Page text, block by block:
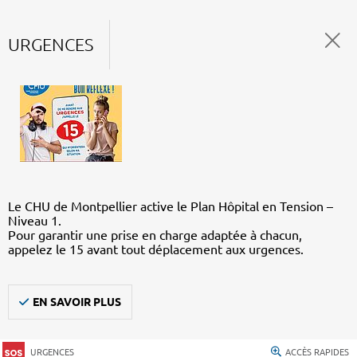
URGENCES
Le CHU de Montpellier active le Plan Hôpital en Tension –
Niveau 1.
Pour garantir une prise en charge adaptée à chacun,
appelez le 15 avant tout déplacement aux urgences.
EN SAVOIR PLUS
URGENCES ACCÈS RAPIDES